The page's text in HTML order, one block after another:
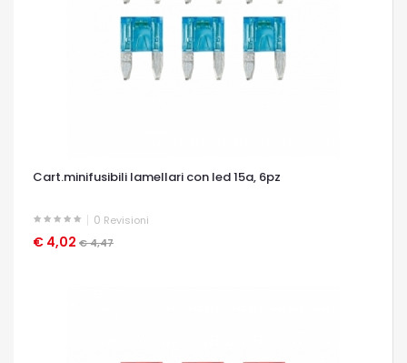
Cart.minifusibili lamellari con led 15a, 6pz
0 Revisioni
€ 4,02 € 4,47
OCCHIATA VELOCE